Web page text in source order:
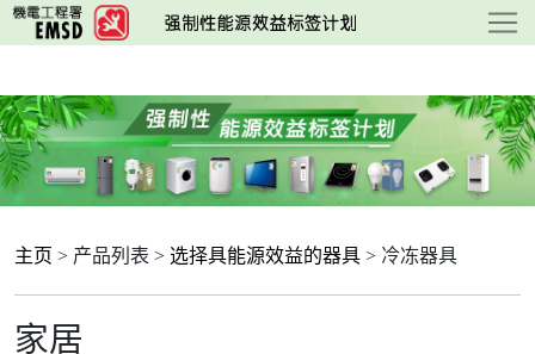
跳
至
要
内
容
主页 > 产品列表 > 选择具能源效益的器具 > 冷冻器具
家居